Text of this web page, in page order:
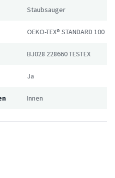
Staubsauger
OEKO-TEX® STANDARD 100
BJ028 228660 TESTEX
Ja
Innen